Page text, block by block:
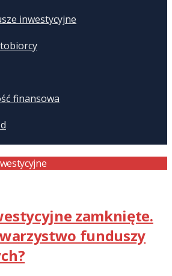
inwestycyjne
finansowa
zamknięte.
funduszy